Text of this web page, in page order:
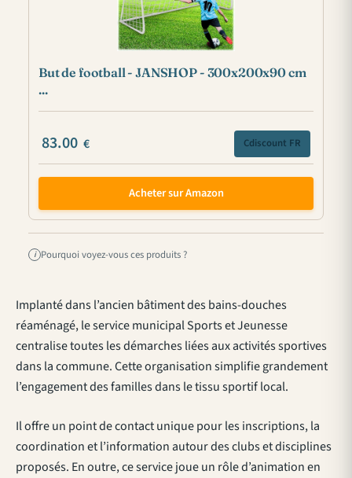
But de football - JANSHOP - 300x200x90 cm
...
83.00 € Cdiscount FR
Acheter sur Amazon
i Pourquoi voyez-vous ces produits ?
Implanté dans l’ancien bâtiment des bains-douches
réaménagé, le service municipal Sports et Jeunesse
centralise toutes les démarches liées aux activités sportives
dans la commune. Cette organisation simplifie grandement
l’engagement des familles dans le tissu sportif local.
Il offre un point de contact unique pour les inscriptions, la
coordination et l’information autour des clubs et disciplines
proposés. En outre, ce service joue un rôle d’animation en